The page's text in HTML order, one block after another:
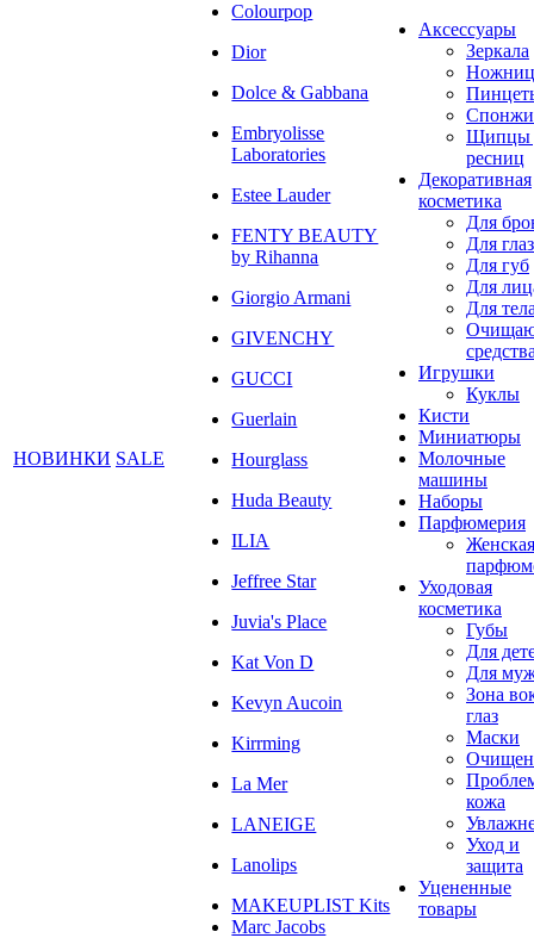
НОВИНКИ SALE
Colourpop
Dior
Dolce & Gabbana
Embryolisse
Laboratories
Estee Lauder
FENTY BEAUTY
by Rihanna
Giorgio Armani
GIVENCHY
GUCCI
Guerlain
Hourglass
Huda Beauty
ILIA
Jeffree Star
Juvia's Place
Kat Von D
Kevyn Aucoin
Kirrming
La Mer
LANEIGE
Lanolips
MAKEUPLIST Kits
Marc Jacobs
Аксессуары
Зеркала
Спонжи
Щипцы
ресниц
Декоративная
косметика
Для
Для глаз
Для губ
Для
Для
Игрушки
Куклы
Кисти
Миниатюры
Молочные
машины
Наборы
Парфюмерия
Женская
Уходовая
косметика
Губы
Для
Для
Зона
глаз
Маски
кожа
Уход и
защита
Уцененные
товары